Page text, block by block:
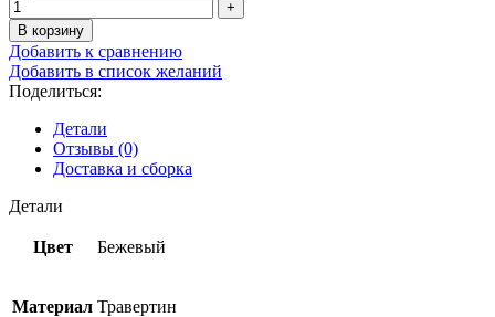
В корзину
Добавить к сравнению
Добавить в список желаний
Поделиться:
Детали
Отзывы (0)
Доставка и сборка
Детали
Цвет Бежевый
Материал Травертин